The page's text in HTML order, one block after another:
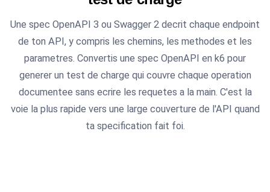
Une spec OpenAPI 3 ou Swagger 2 decrit chaque endpoint
de ton API, y compris les chemins, les methodes et les
parametres. Convertis une spec OpenAPI en k6 pour
generer un test de charge qui couvre chaque operation
documentee sans ecrire les requetes a la main. C'est la
voie la plus rapide vers une large couverture de l'API quand
ta specification fait foi.